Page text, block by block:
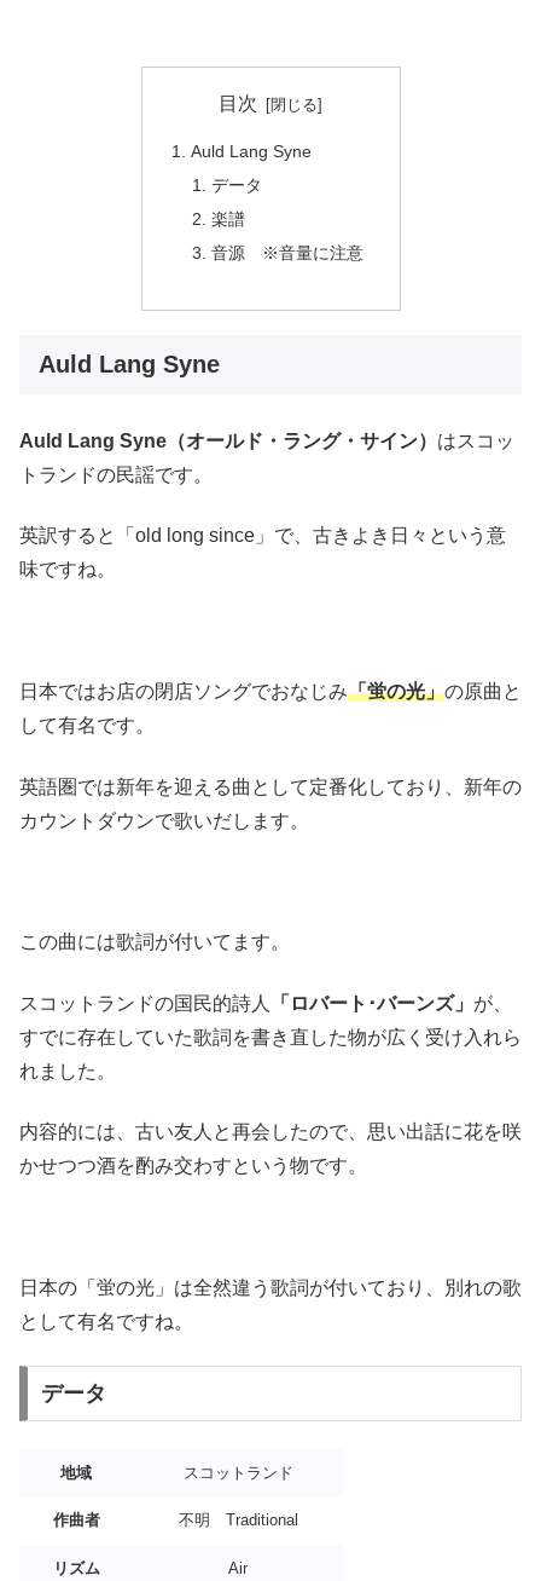
目次
Auld Lang Syne
データ
楽譜
音源 ※音量に注意
Auld Lang Syne
Auld Lang Syne（オールド・ラング・サイン） はスコッ
トランドの民謡です。
英訳すると「 old long since」で、古きよき日々という意
味ですね。
日本ではお店の閉店ソングでおなじみ「蛍の光」の原曲と
して有名です。
英語圏では新年を迎える曲として定番化しており、新年の
カウントダウンで歌いだします。
この曲には歌詞が付いてます。
スコットランドの国民的詩人 「ロバート･バーンズ」 が、
すでに存在していた歌詞を書き直した物が広く受け入れら
れました。
内容的には、古い友人と再会したので、思い出話に花を咲
かせつつ酒を酌み交わすという物です。
日本の「蛍の光」は全然違う歌詞が付いており、別れの歌
として有名ですね。
データ
地域 スコットランド
作曲者 不明 Traditional
リズム Air